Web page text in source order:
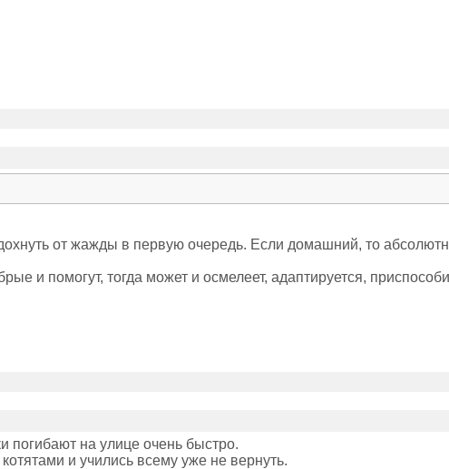
от жажды в первую очередь. Если домашний, то
и помогут, тогда может и осмелеет, адаптируется,
погибают на улице очень быстро.
и учились всему уже не вернуть.